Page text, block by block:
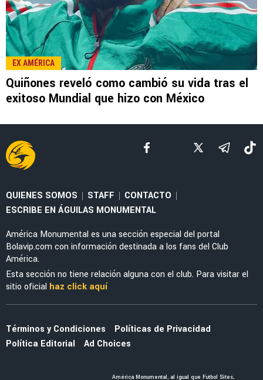
LEE TAMBIÉN
SELECCIÓN MEXICANA
Julián Quiñones habló de su polémica salida
ante Inglaterra